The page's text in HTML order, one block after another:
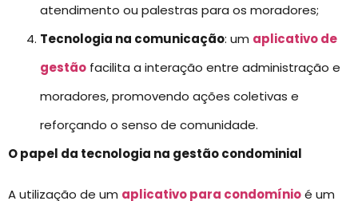
atendimento ou palestras para os moradores;
Tecnologia na comunicação: um aplicativo de
gestão facilita a interação entre administração e
moradores, promovendo ações coletivas e
reforçando o senso de comunidade.
O papel da tecnologia na gestão condominial
A utilização de um aplicativo para condomínioé um